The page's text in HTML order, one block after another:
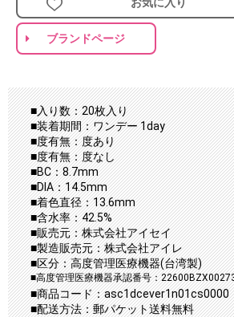
お気に入り
ブランドページ
■入り数：20枚入り
■装着期間：ワンデー 1day
■度有無：度あり
■度有無：度なし
■BC：8.7mm
■DIA：14.5mm
■着色直径：13.6mm
■含水率：42.5%
■販売元：株式会社アイセイ
■製造販売元：株式会社アイレ
■区分：高度管理医療機器(台湾製)
■高度管理医療機器承認番号：
■商品コード：asc1dcever1n01cs0000
■配送方法：郵パケット送料無料